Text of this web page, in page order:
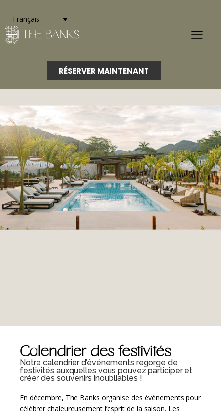
Français
RÉSERVER MAINTENANT
Calendrier des festivités
Notre calendrier d’événements regorge de
festivités auxquelles vous pouvez participer et
créer des souvenirs inoubliables !
En décembre, The Banks organise des événements pour
célébrer chaleureusement l’esprit de la saison. Les